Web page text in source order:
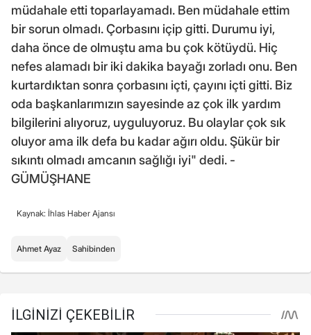
müdahale etti toparlayamadı. Ben müdahale ettim
bir sorun olmadı. Çorbasını içip gitti. Durumu iyi,
daha önce de olmuştu ama bu çok kötüydü. Hiç
nefes alamadı bir iki dakika bayağı zorladı onu. Ben
kurtardıktan sonra çorbasını içti, çayını içti gitti. Biz
oda başkanlarımızın sayesinde az çok ilk yardım
bilgilerini alıyoruz, uyguluyoruz. Bu olaylar çok sık
oluyor ama ilk defa bu kadar ağırı oldu. Şükür bir
sıkıntı olmadı amcanın sağlığı iyi" dedi. -
GÜMÜŞHANE
Kaynak: İhlas Haber Ajansı
Ahmet Ayaz Sahibinden